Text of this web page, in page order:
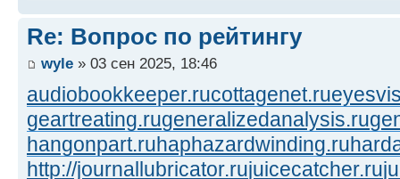
Re: Вопрос по рейтингу
wyle » 03 сен 2025, 18:46
audiobookkeeper.rucottagenet.ru
geartreating.rugeneralizedanalysis.ru
hangonpart.ruhaphazardwinding.ru
http://journallubricator.rujuicecatcher.ru